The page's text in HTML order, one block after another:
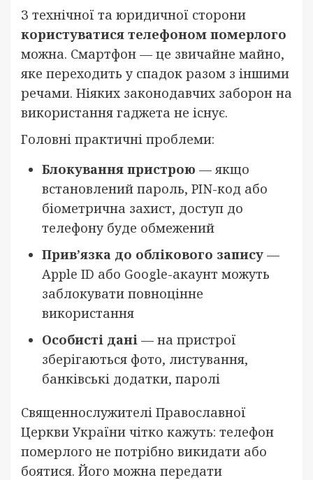
З технічної та юридичної сторони
користуватися телефоном померлого
можна. Смартфон — це звичайне майно,
яке переходить у спадок разом з іншими
речами. Ніяких законодавчих заборон на
використання гаджета не існує.
Головні практичні проблеми:
Блокування пристрою — якщо
встановлений пароль, PIN-код або
біометрична захист, доступ до
телефону буде обмежений
Прив’язка до облікового запису —
Apple ID або Google-акаунт можуть
заблокувати повноцінне
використання
Особисті дані — на пристрої
зберігаються фото, листування,
банківські додатки, паролі
Священнослужителі Православної
Церкви України чітко кажуть: телефон
померлого не потрібно викидати або
боятися. Його можна передати